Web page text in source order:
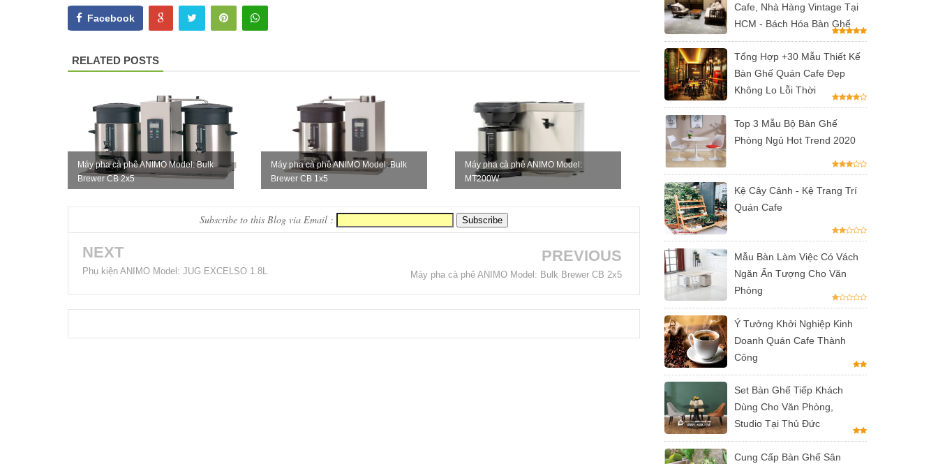
Facebook
RELATED POSTS
Máy pha cà phê ANIMO Model: Bulk
Brewer CB 2x5
Máy pha cà phê ANIMO Model: Bulk
Brewer CB 1x5
Máy pha cà phê ANIMO Model:
MT200W
Subscribe to this Blog via Email :
NEXT
Phụ kiện ANIMO Model: JUG EXCELSO 1.8L
PREVIOUS
Máy pha cà phê ANIMO Model: Bulk Brewer CB 2x5
Cafe, Nhà Hàng Vintage Tại
HCM - Bách Hóa Bàn Ghế
Tổng Hợp +30 Mẫu Thiết Kế
Bàn Ghế Quán Cafe Đẹp
Không Lo Lỗi Thời
Top 3 Mẫu Bộ Bàn Ghế
Phòng Ngủ Hot Trend 2020
Kệ Cây Cảnh - Kệ Trang Trí
Quán Cafe
Mẫu Bàn Làm Việc Có Vách
Ngăn Ấn Tượng Cho Văn
Phòng
Ý Tưởng Khởi Nghiệp Kinh
Doanh Quán Cafe Thành
Công
Set Bàn Ghế Tiếp Khách
Dùng Cho Văn Phòng,
Studio Tại Thủ Đức
Cung Cấp Bàn Ghế Sân